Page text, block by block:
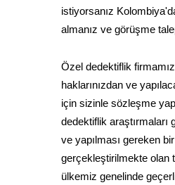
istiyorsanız
almanız ve görüşme
Özel dedektiflik
haklarınızdan ve
için sizinle sözleşme
dedektiflik
ve yapılması gereken
gerçekleştirilmekte olan
ülkemiz genelinde